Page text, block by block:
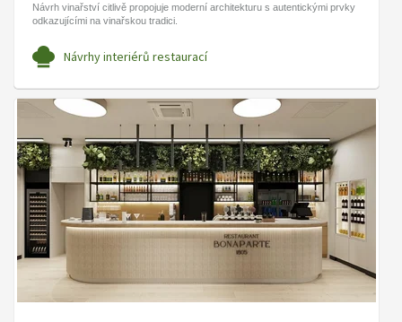
Návrh vinařství citlivě propojuje moderní architekturu s autentickými prvky
odkazujícími na vinařskou tradici.
Návrhy interiérů restaurací